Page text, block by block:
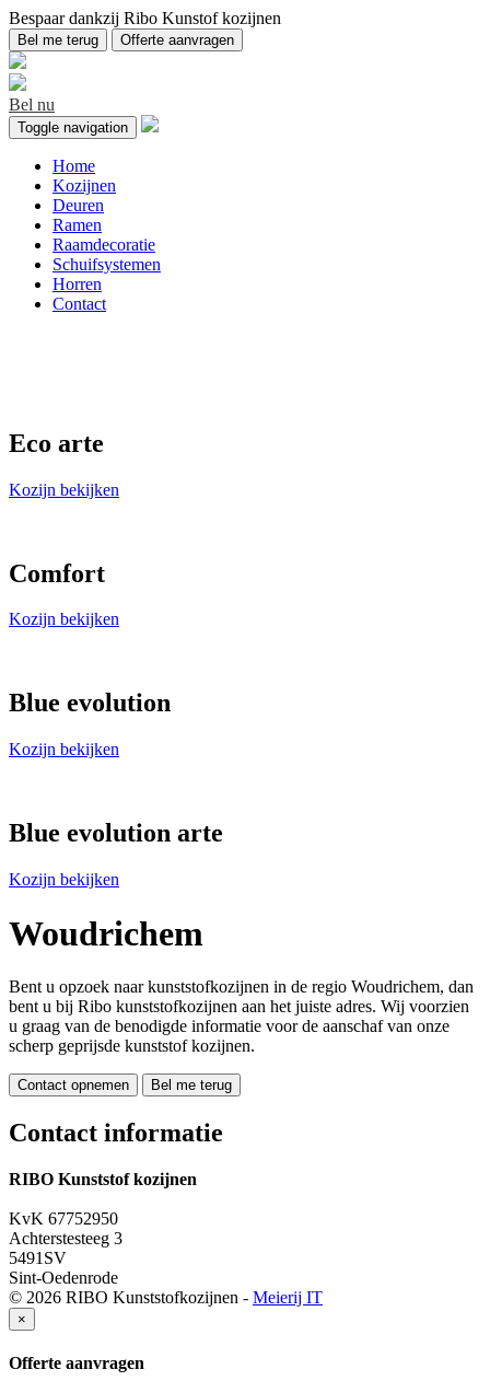
Bespaar dankzij Ribo Kunstof kozijnen
Bel me terug Offerte aanvragen
Bel nu
Toggle navigation
Home
Kozijnen
Deuren
Ramen
Raamdecoratie
Schuifsystemen
Horren
Contact
Eco arte
Kozijn bekijken
Comfort
Kozijn bekijken
Blue evolution
Kozijn bekijken
Blue evolution arte
Kozijn bekijken
Woudrichem
Bent u opzoek naar kunststofkozijnen in de regio Woudrichem, dan
bent u bij Ribo kunststofkozijnen aan het juiste adres. Wij voorzien
u graag van de benodigde informatie voor de aanschaf van onze
scherp geprijsde kunststof kozijnen.
Contact opnemen Bel me terug
Contact informatie
RIBO Kunststof kozijnen
KvK 67752950
Achterstesteeg 3
5491SV
Sint-Oedenrode
© 2026 RIBO Kunststofkozijnen - Meierij IT
×
Offerte aanvragen